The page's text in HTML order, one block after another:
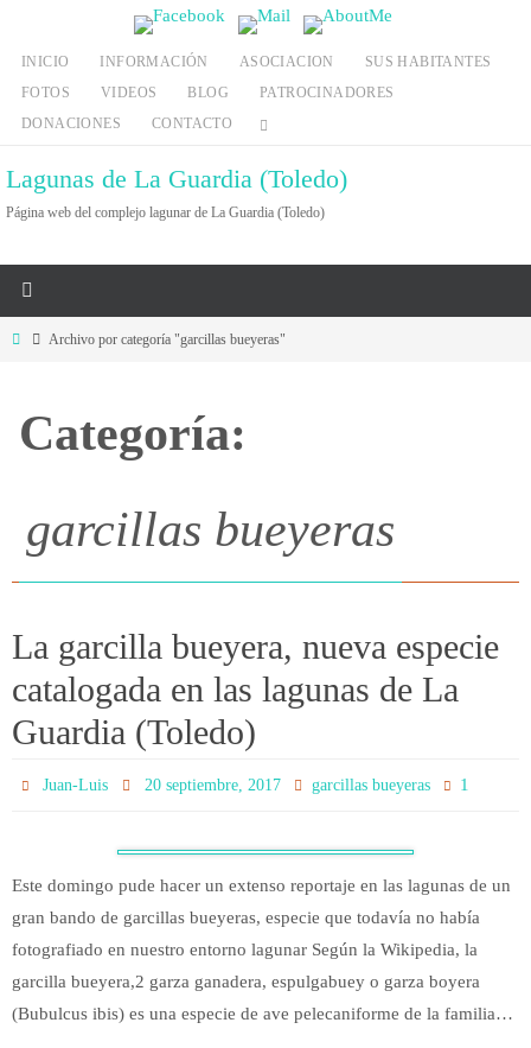
contenido
INICIO INFORMACIÓN ASOCIACION
SUS HABITANTES
FOTOS
VIDEOS BLOG
PATROCINADORES
DONACIONES
CONTACTO
Lagunas de La Guardia (Toledo)
Página web del complejo lagunar de La Guardia (Toledo)
InicioArchivo por categoría "garcillas bueyeras"
Categoría:
garcillas bueyeras
La garcilla bueyera, nueva especie
catalogada en las lagunas de La
Guardia (Toledo)
Juan-Luis 20 septiembre, 2017 garcillas bueyeras 1
Este domingo pude hacer un extenso reportaje en las lagunas de un
gran bando de garcillas bueyeras, especie que todavía no había
fotografiado en nuestro entorno lagunar Según la Wikipedia, la
garcilla bueyera,2 garza ganadera, espulgabuey​ o garza boyera
(Bubulcus ibis) es una especie de ave pelecaniforme de la familia…